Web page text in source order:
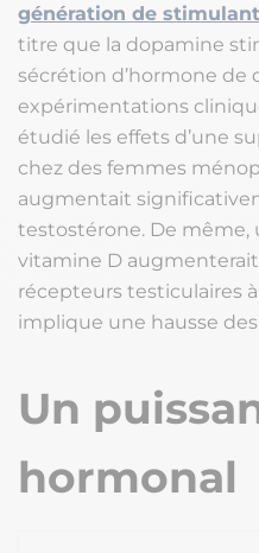
génération de
titre que la dopamine
sécrétion d’hormone de
expérimentations
étudié les effets d’une
chez des femmes
augmentait
testostérone. De
vitamine D
récepteurs testiculaires à
implique une hausse
Un
hormonal